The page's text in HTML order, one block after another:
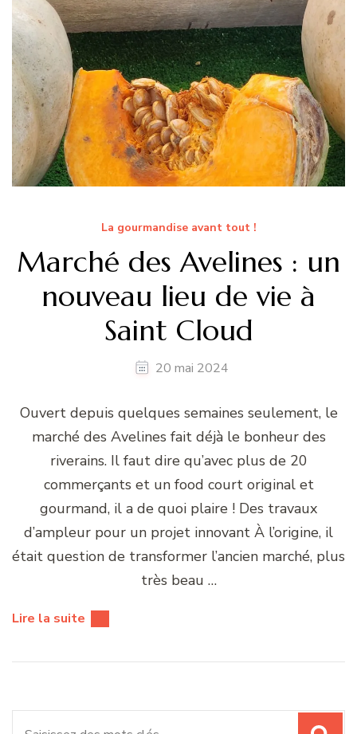
La gourmandise avant tout !
Marché des Avelines : un
nouveau lieu de vie à
Saint Cloud
20 mai 2024
Ouvert depuis quelques semaines seulement, le
marché des Avelines fait déjà le bonheur des
riverains. Il faut dire qu’avec plus de 20
commerçants et un food court original et
gourmand, il a de quoi plaire ! Des travaux
d’ampleur pour un projet innovant À l’origine, il
était question de transformer l’ancien marché, plus
très beau …
Lire la suite